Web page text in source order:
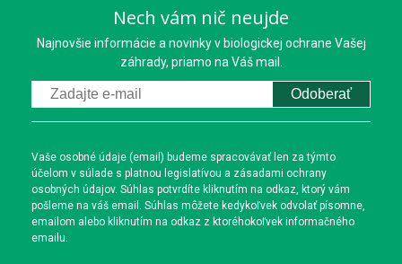
Nech vám nič neujde
Najnovšie informácie a novinky v biologickej ochrane Vašej
záhrady, priamo na Váš mail.
Odoberať
Vaše osobné údaje (email) budeme spracovávať len za týmto
účelom v súlade s platnou legislatívou a zásadami ochrany
osobných údajov. Súhlas potvrdíte kliknutím na odkaz, ktorý vám
pošleme na váš email. Súhlas môžete kedykoľvek odvolať písomne,
emailom alebo kliknutím na odkaz z ktoréhokoľvek informačného
emailu.